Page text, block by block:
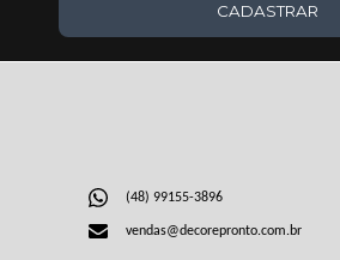
CADASTRAR
(48) 99155-3896
vendas@decorepronto.com.br